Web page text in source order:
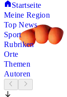
Startseite
Meine Region
Top News
Sport
Rubriken
Orte
Themen
Autoren